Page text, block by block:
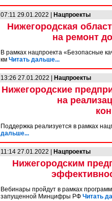
07:11 29.01.2022 | Нацпроекты
Нижегородская
на ремонт
В рамках нацпроекта «Безопасные
км Читать дальше...
13:26 27.01.2022 | Нацпроекты
Нижегородские
на
Поддержка реализуется в рамках
дальше...
11:14 27.01.2022 | Нацпроекты
Нижегородским
Вебинары пройдут в рамках
запущенной Минцифры РФ Читать